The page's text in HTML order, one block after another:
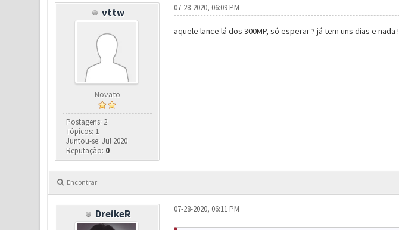
vttw
Novato
Postagens: 2
Tópicos: 1
Juntou-se: Jul 2020
Reputação: 0
07-28-2020, 06:09 PM
aquele lance lá dos 300MP, só esperar ? já tem uns dias e nada !
Encontrar
DreikeR 07-28-2020, 06:11 PM